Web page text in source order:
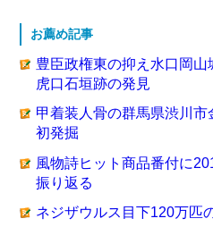
お薦め記事
豊臣政権東の抑え水口岡
虎口石垣跡の発見
甲着装人骨の群馬県渋川
初発掘
風物詩ヒット商品番付に
振り返る
ネジザウルス目下120万匹